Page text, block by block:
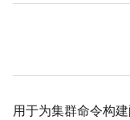
用于为集群命令构建